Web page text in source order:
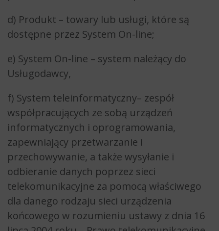
d) Produkt – towary lub usługi, które są
dostępne przez System On-line;
e) System On-line – system należący do
Usługodawcy,
f) System teleinformatyczny– zespół
współpracujących ze sobą urządzeń
informatycznych i oprogramowania,
zapewniający przetwarzanie i
przechowywanie, a także wysyłanie i
odbieranie danych poprzez sieci
telekomunikacyjne za pomocą właściwego
dla danego rodzaju sieci urządzenia
końcowego w rozumieniu ustawy z dnia 16